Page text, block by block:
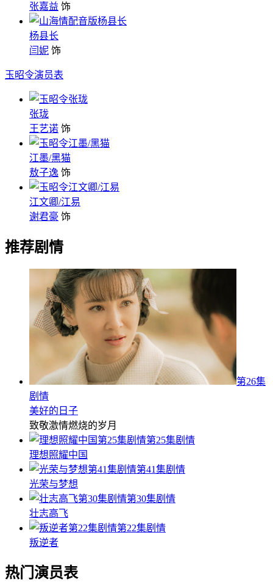
张嘉益 饰
杨县长
闫妮 饰
玉昭令演员表
张珑
王艺诺 饰
江墨/黑猫
敖子逸 饰
江文卿/江易
谢君豪 饰
推荐剧情
第26集
剧情
美好的日子
致敬激情燃烧的岁月
第25集剧情
理想照耀中国
第41集剧情
光荣与梦想
第30集剧情
壮志高飞
第22集剧情
叛逆者
热门演员表